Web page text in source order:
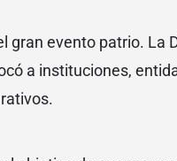
gran evento patrio. La
a instituciones,